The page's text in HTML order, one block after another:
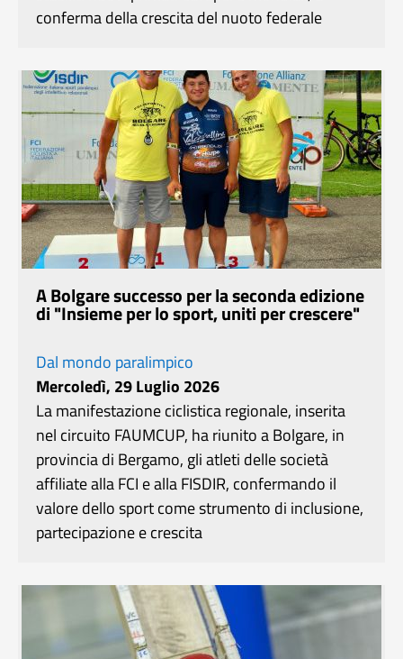
conferma della crescita del nuoto federale
A Bolgare successo per la seconda edizione
di "Insieme per lo sport, uniti per crescere"
Dal mondo paralimpico
Mercoledì, 29 Luglio 2026
La manifestazione ciclistica regionale, inserita
nel circuito FAUMCUP, ha riunito a Bolgare, in
provincia di Bergamo, gli atleti delle società
affiliate alla FCI e alla FISDIR, confermando il
valore dello sport come strumento di inclusione,
partecipazione e crescita